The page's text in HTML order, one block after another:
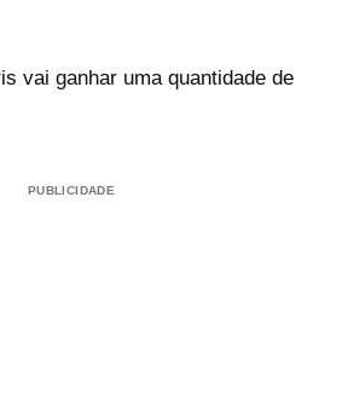
vai ganhar uma quantidade de
PUBLICIDADE